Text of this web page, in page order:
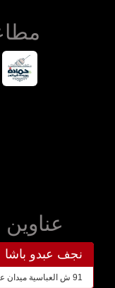
نجف عبدو باشا
91 ش العباسية ميدان عبدو باشا